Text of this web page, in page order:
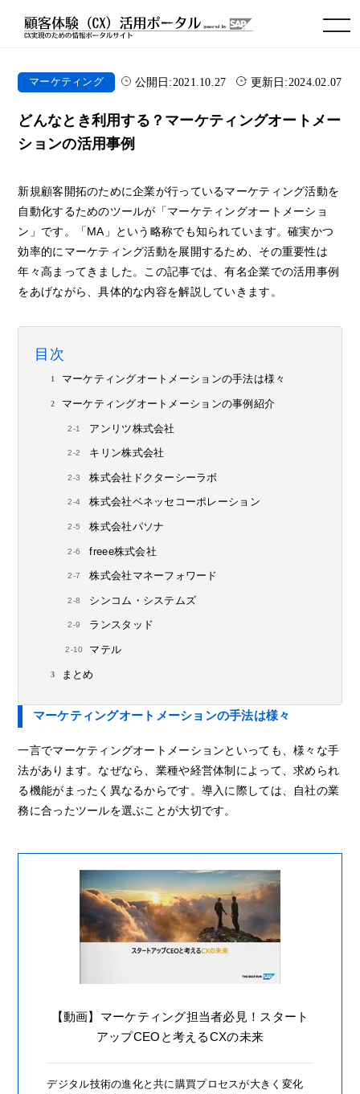
toggle navigation
マーケティング 公開日:2021.10.27 更新日:2024.02.07
どんなとき利用する？マーケティングオートメー
ションの活用事例
新規顧客開拓のために企業が行っているマーケティング活動を
自動化するためのツールが「マーケティングオートメーショ
ン」です。「MA」という略称でも知られています。確実かつ
効率的にマーケティング活動を展開するため、その重要性は
年々高まってきました。この記事では、有名企業での活用事例
をあげながら、具体的な内容を解説していきます。
目次
マーケティングオートメーションの手法は様々
マーケティングオートメーションの事例紹介
アンリツ株式会社
キリン株式会社
株式会社ドクターシーラボ
株式会社ベネッセコーポレーション
株式会社パソナ
freee株式会社
株式会社マネーフォワード
シンコム・システムズ
ランスタッド
マテル
まとめ
マーケティングオートメーションの手法は様々
一言でマーケティングオートメーションといっても、様々な手
法があります。なぜなら、業種や経営体制によって、求められ
る機能がまったく異なるからです。導入に際しては、自社の業
務に合ったツールを選ぶことが大切です。
【動画】マーケティング担当者必見！スタート
アップCEOと考えるCXの未来
デジタル技術の進化と共に購買プロセスが大きく変化